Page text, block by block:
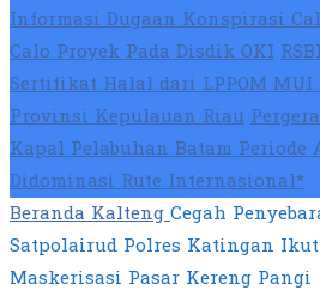
Informasi Dugaan Konspirasi
Calo Proyek Pada Disdik OKI
Sertifikat Halal dari LPPOM
Provinsi Kepulauan Riau
Kapal Pelabuhan Batam Periode
Didominasi Rute Internasional*
BerandaKaltengCegah
Satpolairud Polres Katingan Ikut
Maskerisasi Pasar Kereng Pangi